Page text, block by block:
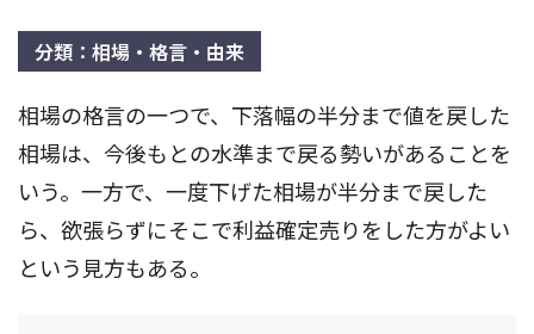
分類：相場・格言・由来
相場の格言の一つで、下落幅の半分まで値を戻した
相場は、今後もとの水準まで戻る勢いがあることを
いう。一方で、一度下げた相場が半分まで戻した
ら、欲張らずにそこで利益確定売りをした方がよい
という見方もある。